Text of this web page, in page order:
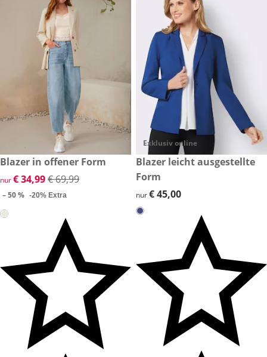
reduzierter Preis € 34,99, vorheriger Preis: € 69,99
-50 %
Blazer in offener Form
reduzierter Preis € 34,99, vorheriger Preis: € 69,99
nur€ 34,99€ 69,99
– 50 % -20% Extra
Exklusiv online
€ 45,00
Blazer leicht ausgestellte
Form
€ 45,00
nur€ 45,00